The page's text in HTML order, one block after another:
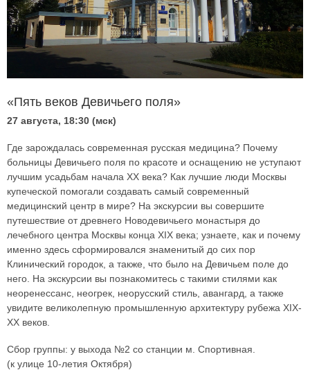
«Пять веков Девичьего поля»
27 августа, 18:30 (мск)
Где зарождалась современная русская медицина? Почему
больницы Девичьего поля по красоте и оснащению не уступают
лучшим усадьбам начала XX века? Как лучшие люди Москвы
купеческой помогали создавать самый современный
медицинский центр в мире? На экскурсии вы совершите
путешествие от древнего Новодевичьего монастыря до
лечебного центра Москвы конца XIX века; узнаете, как и почему
именно здесь сформировался знаменитый до сих пор
Клинический городок, а также, что было на Девичьем поле до
него. На экскурсии вы познакомитесь с такими стилями как
неоренессанс, неогрек, неорусский стиль, авангард, а также
увидите великолепную промышленную архитектуру рубежа XIX-
XX веков.
Сбор группы: у выхода №2 со станции м. Спортивная.
(к улице 10-летия Октября)